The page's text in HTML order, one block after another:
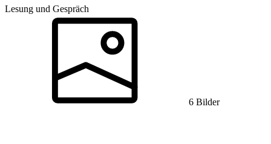
Lesung und Gespräch
6 Bilder